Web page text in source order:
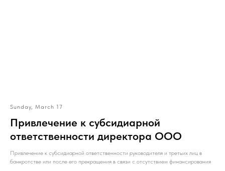
Sunday, March 17
Привлечение к субсидиарной
ответственности директора ООО
Привлечение к субсидиарной ответственности руководителя и третьих лиц в
банкротстве или после его прекращения в связи с отсутствием финансирования